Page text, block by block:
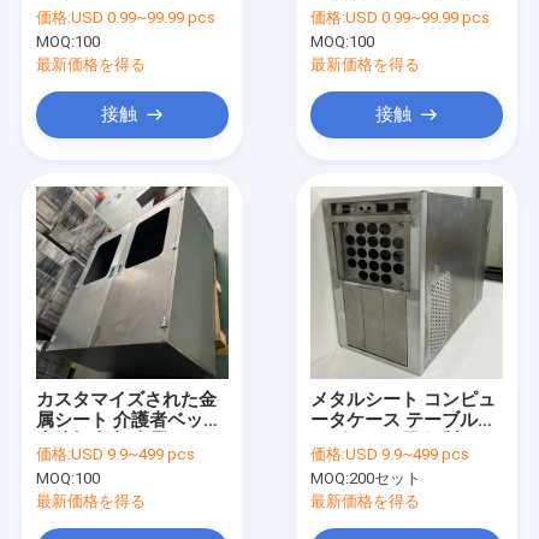
製品
ビデオ
企業情報
会社案内
品質管理
お問い合わせ
価格:USD 0.99~99.99 pcs
MOQ:100
最新価格を得る
接触
の完璧なソリューショ
ン
価格:USD 0.99~99.99 pcs
MOQ:100
最新価格を得る
接触
カスタマイズされた金
属シート 介護者ベッド
価格:USD 9.9~499 pcs
MOQ:100
最新価格を得る
メタルシート コンピュ
ータケース テーブルコ
カス
価格:USD 9.9~499 pcs
MOQ:200セット
最新価格を得る